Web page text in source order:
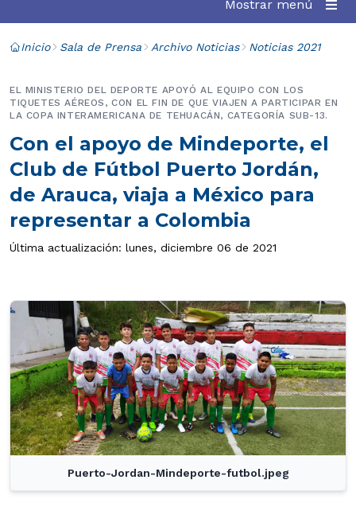
Mostrar menú
Inicio Sala de Prensa Archivo Noticias Noticias 2021
Con el apoyo de Mindeporte, el
Club de Fútbol Puerto Jordán,
de Arauca, viaja a México para
representar a Colombia
EL MINISTERIO DEL DEPORTE APOYÓ AL EQUIPO CON LOS
TIQUETES AÉREOS, CON EL FIN DE QUE VIAJEN A PARTICIPAR EN
LA COPA INTERAMERICANA DE TEHUACÁN, CATEGORÍA SUB-13.
Última actualización: lunes, diciembre 06 de 2021
Puerto-Jordan-Mindeporte-futbol.jpeg